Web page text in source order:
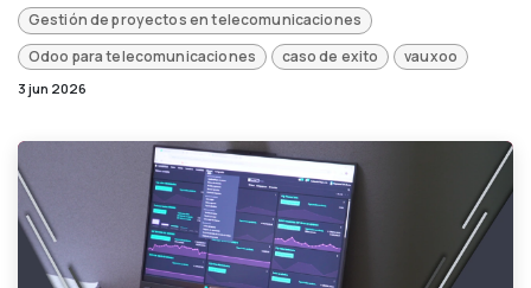
Gestión de proyectos en telecomunicaciones
Odoo para telecomunicaciones
caso de exito vauxoo
3 jun 2026